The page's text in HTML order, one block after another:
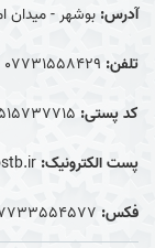
آدرس: بوشهر - میدان
تلفن: 07731558429
کد پستی:
پست الکترونیک:
فکس: